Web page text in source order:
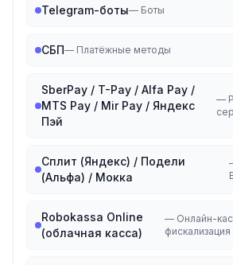
Telegram-боты— Боты
СБП— Платёжные методы
SberPay / T-Pay / Alfa Pay /
MTS Pay / Mir Pay / Яндекс
Пэй
—
Сплит (Яндекс) / Подели
(Альфа) / Мокка
Robokassa Online
(облачная касса)
— Онлайн-
фискализация